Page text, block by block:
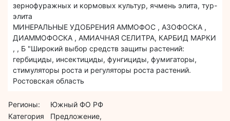
зернофуражных и кормовых культур, ячмень элита, тур-
элита
МИНЕРАЛЬНЫЕ УДОБРЕНИЯ АММОФОС , АЗОФОСКА ,
ДИАММОФОСКА , АМИАЧНАЯ СЕЛИТРА, КАРБИД МАРКИ
, , Б "Широкий выбор средств защиты растений:
гербициды, инсектициды, фунгициды, фумигаторы,
стимуляторы роста и регуляторы роста растений.
Ростовская область
Регионы:
Южный ФО РФ
Категория
Предложение,